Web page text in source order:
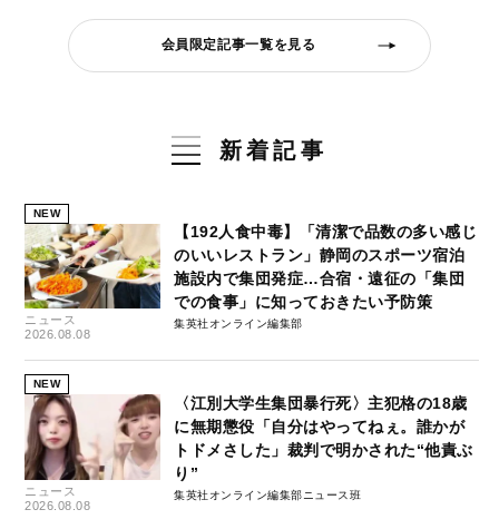
会員限定記事一覧を見る
新着記事
NEW
ニュース
2026.08.08
【192人食中毒】「清潔で品数の多い感じ
のいいレストラン」静岡のスポーツ宿泊
施設内で集団発症…合宿・遠征の「集団
での食事」に知っておきたい予防策
集英社オンライン編集部
NEW
ニュース
2026.08.08
〈江別大学生集団暴行死〉主犯格の18歳
に無期懲役「自分はやってねぇ。誰かが
トドメさした」裁判で明かされた“他責ぶ
り”
集英社オンライン編集部ニュース班